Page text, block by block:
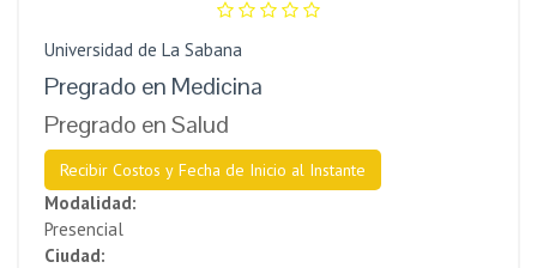
Universidad de La Sabana
Pregrado en Medicina
Pregrado en Salud
Recibir Costos y Fecha de Inicio al Instante
Modalidad:
Presencial
Ciudad: